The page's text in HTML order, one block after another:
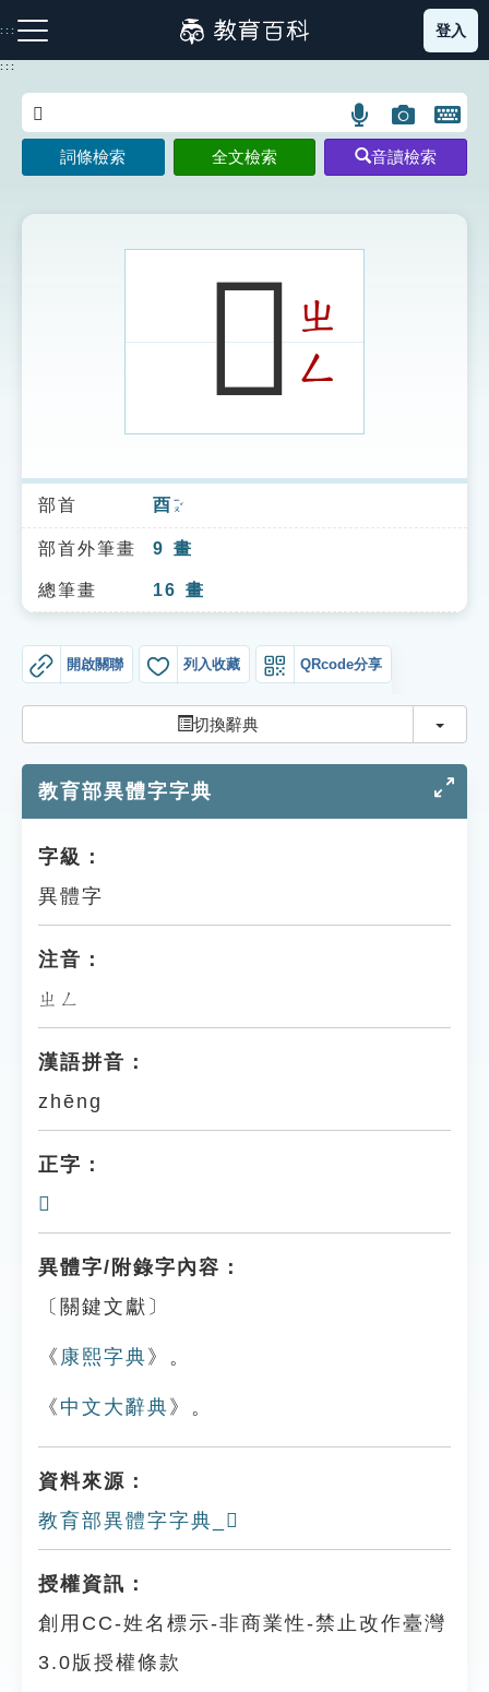
到
主
:::
注音索引圖示 筆畫索引圖示 部首索引表圖示
索引選單
知識索引
單字索引
貓頭鷹博士
登入
:::
語
言
搜
示
圖
片
搜
開
鍵
圖
詞條檢索 全文檢索 音讀檢索
𨡶ㄓ
ㄥ
部首 酉 ㄧㄡˇ
部首外筆畫 9 畫
總筆畫 16 畫
開啟關聯 列入收藏 QRcode分享
切換辭典 切換
教育部異體字字典
字級：
異體字
注音：
ㄓㄥ
漢語拼音：
zhēng
正字：
𦙫
異體字/附錄字內容：
〔關鍵文獻〕
《 康熙字典 》。
《 中文大辭典 》。
資料來源：
教育部異體字字典_𨡶
授權資訊：
創用CC-姓名標示-非商業性-禁止改作臺灣
3.0版授權條款